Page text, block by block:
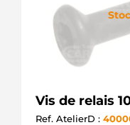
Vis de relais
Ref. AtelierD :